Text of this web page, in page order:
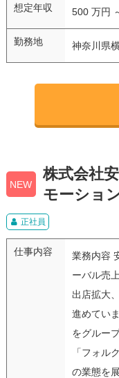
想定年収 500 万円
勤務地 神奈川県
NEW
株式会社
モーショ
正社員
仕事内容
業務内容
ーバル売
出店拡大
進めてい
をグルー
「フォル
の業態を